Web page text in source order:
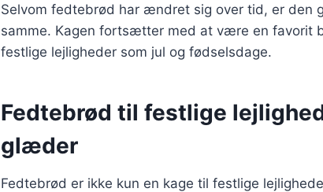
Selvom fedtebrød har ændret sig over tid, er den
samme. Kagen fortsætter med at være en favorit
festlige lejligheder som jul og fødselsdage.
Fedtebrød til festlige
glæder
Fedtebrød er ikke kun en kage til festlige